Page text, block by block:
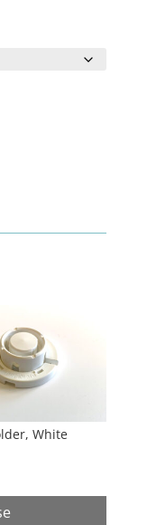
White